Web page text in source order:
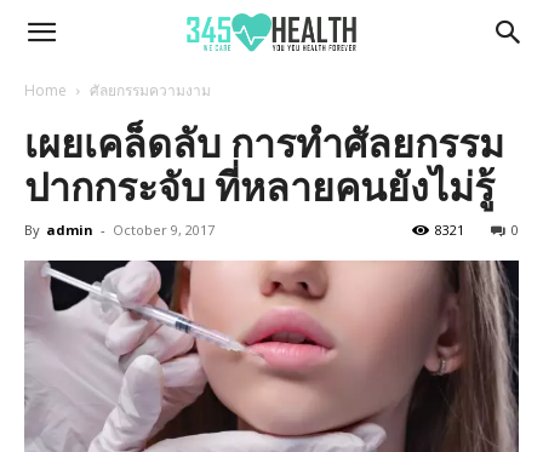
345Health
Home ศัลยกรรมความงาม
เผยเคล็ดลับ การทำศัลยกรรม
ปากกระจับ ที่หลายคนยังไม่รู้
By admin - October 9, 2017 0
8321